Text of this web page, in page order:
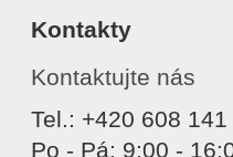
Kontakty
Kontaktujte nás
Tel.: +420 608 141
Po - Pá: 9:00 -